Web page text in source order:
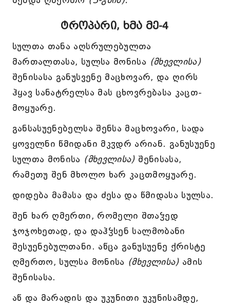
ტროპარი, ხმა მე-4
სულთა თანა აღსრულებულთა
მართალთასა, სულსა მონისა (მხევლისა)
შენისასა განუსვენე მაცხოვარ, და ღირს
ჰყავ სანატრელსა მას ცხოვრებასა კაცთ-
მოყუარე.
განსასუენებელსა შენსა მაცხოვარი, სადა
ყოველნი წმიდანი მკჳდრ არიან. განუსუენე
სულთა მონისა (მხევლისა)შენისასა,
რამეთუ შენ მხოლო ხარ კაცთმოყუარე.
დიდება მამასა და ძესა და წმიდასა სულსა.
შენ ხარ ღმერთი, რომელი შთაჴედ
ჯოჯოხეთად, და დაჰჴსენ სალმობანი
შესუენებულთანი. აწცა განუსუენე ქრისტე
ღმერთო, სულსა მონისა (მხევლისა)ამის
შენისასა.
აწ და მარადის და უკუნითი უკუნისამდე,